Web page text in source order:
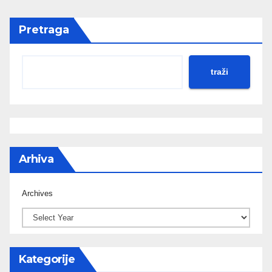
Pretraga
traži
Arhiva
Archives
Kategorije